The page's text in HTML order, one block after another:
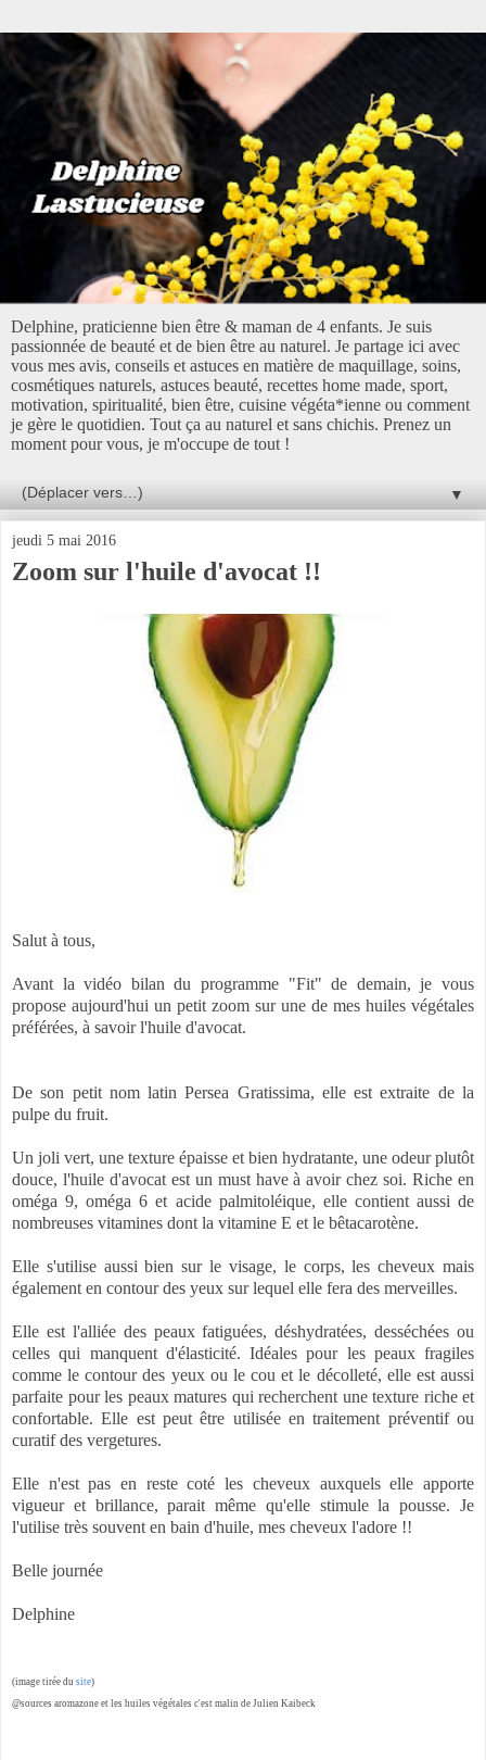
Delphine, praticienne bien être & maman de 4 enfants. Je suis
passionnée de beauté et de bien être au naturel. Je partage ici avec
vous mes avis, conseils et astuces en matière de maquillage, soins,
cosmétiques naturels, astuces beauté, recettes home made, sport,
motivation, spiritualité, bien être, cuisine végéta*ienne ou comment
je gère le quotidien. Tout ça au naturel et sans chichis. Prenez un
moment pour vous, je m'occupe de tout !
▼
jeudi 5 mai 2016
Zoom sur l'huile d'avocat !!
Salut à tous,
Avant la vidéo bilan du programme "Fit" de demain, je vous
propose aujourd'hui un petit zoom sur une de mes huiles végétales
préférées, à savoir l'huile d'avocat.
De son petit nom latin Persea Gratissima, elle est extraite de la
pulpe du fruit.
Un joli vert, une texture épaisse et bien hydratante, une odeur plutôt
douce, l'huile d'avocat est un must have à avoir chez soi. Riche en
oméga 9, oméga 6 et acide palmitoléique, elle contient aussi de
nombreuses vitamines dont la vitamine E et le bêtacarotène.
Elle s'utilise aussi bien sur le visage, le corps, les cheveux mais
également en contour des yeux sur lequel elle fera des merveilles.
Elle est l'alliée des peaux fatiguées, déshydratées, desséchées ou
celles qui manquent d'élasticité. Idéales pour les peaux fragiles
comme le contour des yeux ou le cou et le décolleté, elle est aussi
parfaite pour les peaux matures qui recherchent une texture riche et
confortable. Elle est peut être utilisée en traitement préventif ou
curatif des vergetures.
Elle n'est pas en reste coté les cheveux auxquels elle apporte
vigueur et brillance, parait même qu'elle stimule la pousse. Je
l'utilise très souvent en bain d'huile, mes cheveux l'adore !!
Belle journée
Delphine
(image tirée du site)
@sources aromazone et les huiles végétales c'est malin de Julien Kaibeck